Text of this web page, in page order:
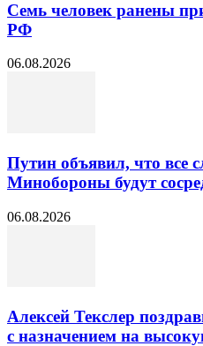
Семь человек ранены
РФ
06.08.2026
Путин объявил, что все
Минобороны будут
06.08.2026
Алексей Текслер
с назначением на